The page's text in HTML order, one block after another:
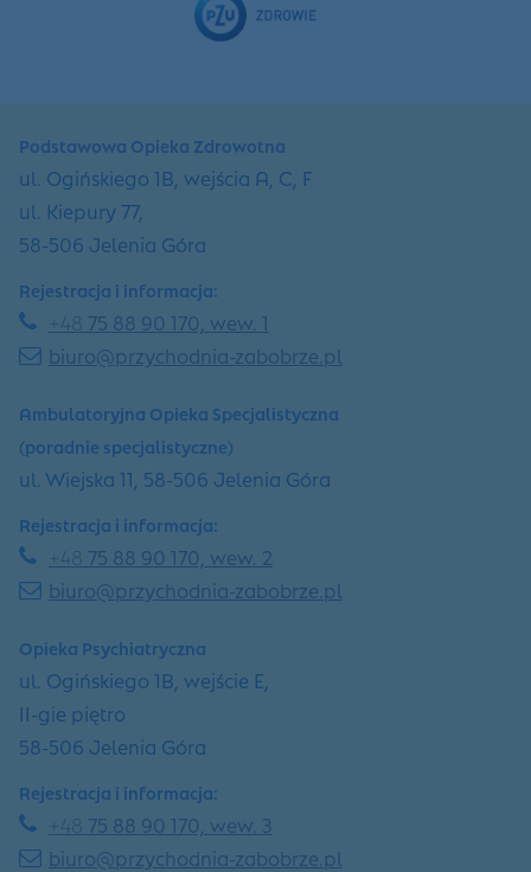
Podstawowa Opieka Zdrowotna
ul. Ogińskiego 1B, wejścia A, C, F
ul. Kiepury 77,
58-506 Jelenia Góra
Rejestracja i informacja:
+48 75 88 90 170, wew. 1
biuro@przychodnia-zabobrze.pl
Ambulatoryjna Opieka Specjalistyczna
(poradnie specjalistyczne)
ul. Wiejska 11, 58-506 Jelenia Góra
Rejestracja i informacja:
+48 75 88 90 170, wew. 2
biuro@przychodnia-zabobrze.pl
Opieka Psychiatryczna
ul. Ogińskiego 1B, wejście E,
II-gie piętro
58-506 Jelenia Góra
Rejestracja i informacja:
+48 75 88 90 170, wew. 3
biuro@przychodnia-zabobrze.pl